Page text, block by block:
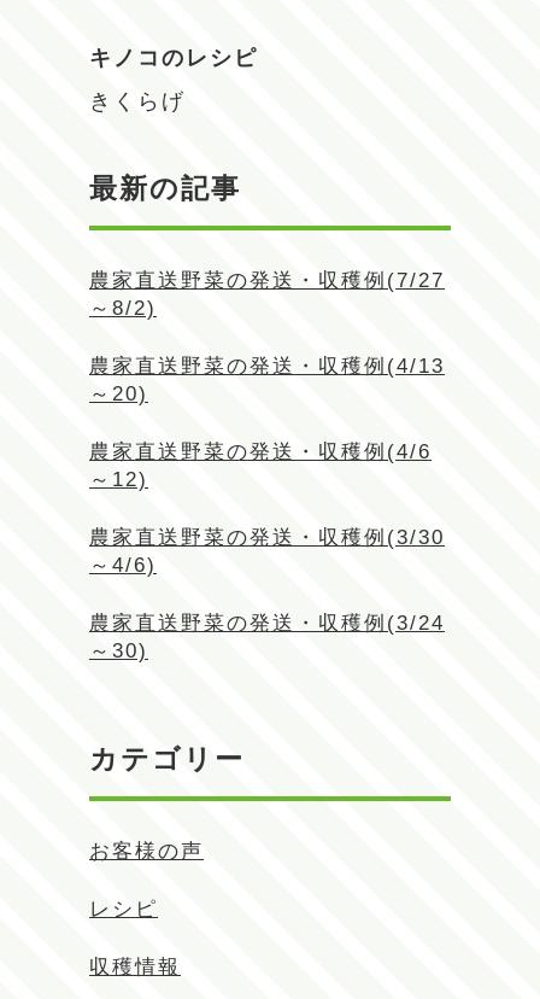
キノコのレシピ
きくらげ
最新の記事
農家直送野菜の発送・収穫例(7/27
～8/2)
農家直送野菜の発送・収穫例(4/13
～20)
農家直送野菜の発送・収穫例(4/6
～12)
農家直送野菜の発送・収穫例(3/30
～4/6)
農家直送野菜の発送・収穫例(3/24
～30)
カテゴリー
お客様の声
レシピ
収穫情報